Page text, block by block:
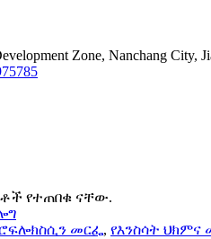
Zone, Nanchang City,
የተጠበቁ ናቸው.
መርፌ, የእንስሳት ህክምና